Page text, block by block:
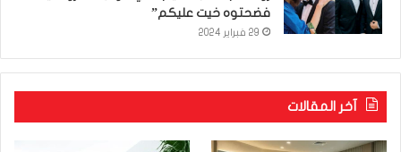
فضحتوه خيت عليكم”
29 فبراير 2024
آخر المقالات